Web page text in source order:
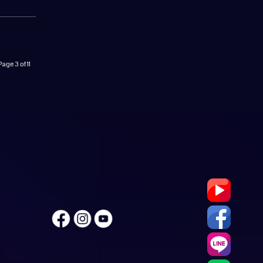
3 of 11